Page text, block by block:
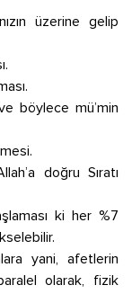
üzerine gelip
böylece mü’min
doğru Sıratı
ki her %7
yani, afetlerin
olarak, fizik